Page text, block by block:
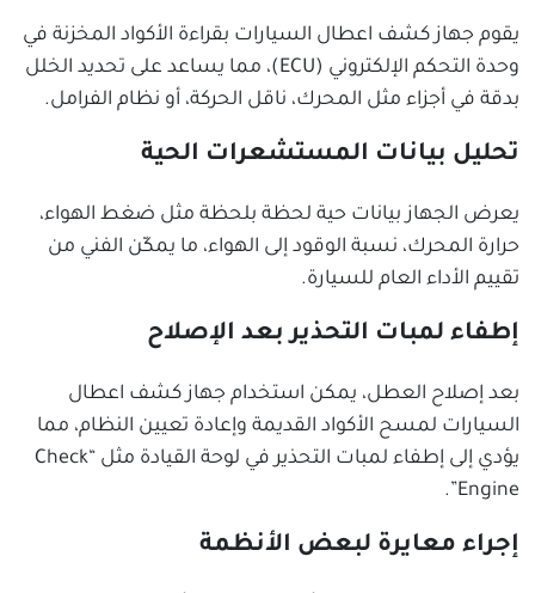
يقوم جهاز كشف اعطال السيارات بقراءة الأكواد المخزنة في
وحدة التحكم الإلكتروني (ECU)، مما يساعد على تحديد الخلل
بدقة في أجزاء مثل المحرك، ناقل الحركة، أو نظام الفرامل.
تحليل بيانات المستشعرات الحية
يعرض الجهاز بيانات حية لحظة بلحظة مثل ضغط الهواء،
حرارة المحرك، نسبة الوقود إلى الهواء، ما يمكّن الفني من
تقييم الأداء العام للسيارة.
إطفاء لمبات التحذير بعد الإصلاح
بعد إصلاح العطل، يمكن استخدام جهاز كشف اعطال
السيارات لمسح الأكواد القديمة وإعادة تعيين النظام، مما
يؤدي إلى إطفاء لمبات التحذير في لوحة القيادة مثل “Check
Engine”.
إجراء معايرة لبعض الأنظمة